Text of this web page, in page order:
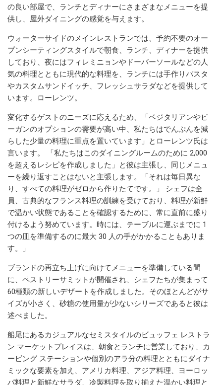
の良い部屋で、ランチとディナーにさまざまなメニューを提
供し、屋外ダイニングの感覚を与えます。
ウォーターサイドのメインレストランでは、予約不要のオー
プンシーティングスタイルで朝食、ランチ、ディナーを提供
しており、夜にはフィレミニョンやドーバーソールなどの人
気の料理とともに現代的な料理を、ランチには手作りパスタ
やカスタムサンドイッチ、フレッシュサラダなどを提供して
います。ローレンツ。
変化するゲストのニーズに応えるため、「ベジタリアンやビ
ーガンのオプションの需要が高い中、私たちはでんぷんを減
らした少量の料理に重点を置いています」とローレンツ氏は
言います。 「私たちはこのダイニングルームのために 2,000
を超えるレシピを作成しました」と彼は主張し、同じメニュ
ーを繰り返すことはないと主張します。「それは毎日異な
り、すべての料理がゼロから作りたてです。」 シェフは全
員、古典的なフランス料理の訓練を受けており、料理が新鮮
で温かい状態であることを確認するために、常に直前に盛り
付けるよう努めています。時には、テーブルに運ぶまでに 1
つの皿を準備するのに最大 30 人の手がかかることもありま
す。」
ブランドの再立ち上げに向けてメニューを準備している間
に、ペストリーサミットが開催され、シェフたちが集まって
60種類の新しいデザートを作成しました。そのほとんどがサ
イズが小さく、砂糖の使用量が少ないシリーズであると彼は
述べました。
船尾にあるカジュアルなセミスタイルのビュッフェ レストラ
ン マーケットプレイスは、朝食とランチに営業しており、カ
ービング ステーションや個別のアラ分の料理とともにダイナ
ミックな要素を加え、アメリカ料理、アジア料理、ヨーロッ
パ料理と新鮮なサラダ、冷製料理を取り揃えた温かい料理と